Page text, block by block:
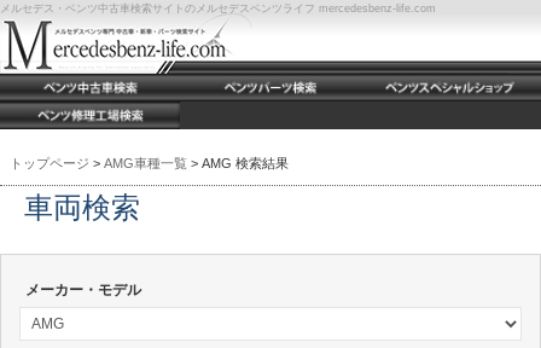
メルセデス・ベンツ中古車検索サイトのメルセデスベンツライフ mercedesbenz-life.com
トップページ > AMG車種一覧 > AMG 検索結果
車両検索
メーカー・モデル